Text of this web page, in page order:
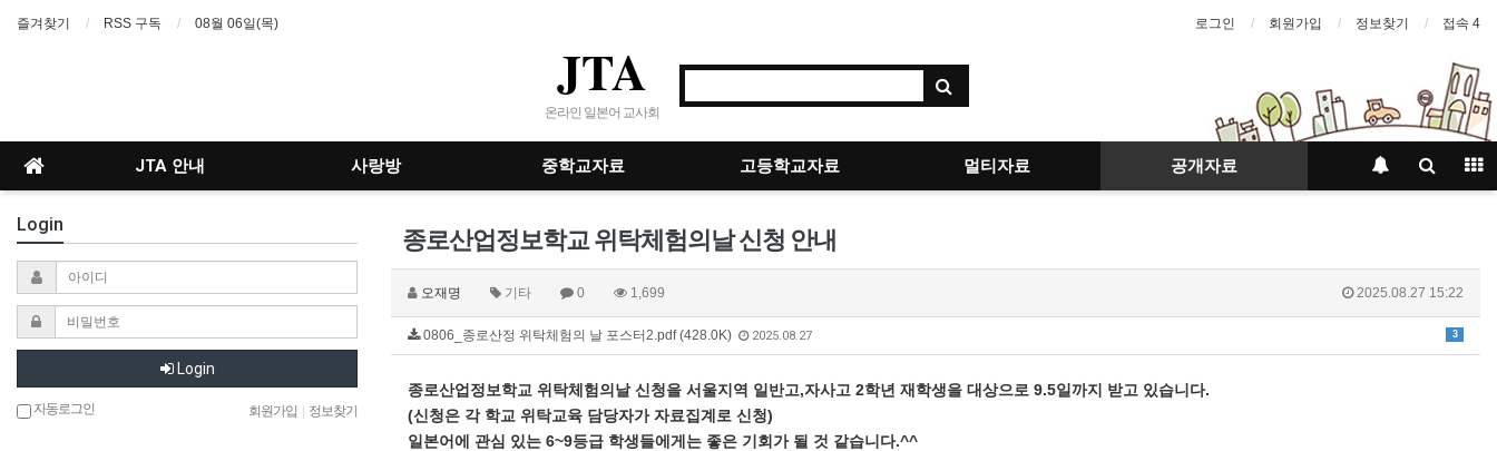
즐겨찾기 RSS 구독 08월 06일(목) 로그인 회원가입 정보찾기 접속 4
JTA
온라인 일본어 교사회
JTA 안내 사랑방 중학교자료 고등학교자료 멀티자료 공개자료
종로산업정보학교 위탁체험의날 신청 안내
오재명 기타 0 1,699 2025.08.27 15:22
3
0806_종로산정 위탁체험의 날 포스터2.pdf (428.0K) 2025.08.27
종로산업정보학교 위탁체험의날 신청을 서울지역 일반고,자사고 2학년 재학생을 대상으로 9.5일까지 받고 있습니다.
(신청은 각 학교 위탁교육 담당자가 자료집계로 신청)
일본어에 관심 있는 6~9등급 학생들에게는 좋은 기회가 될 것 같습니다.^^
Login
Login
자동로그인 회원가입 정보찾기